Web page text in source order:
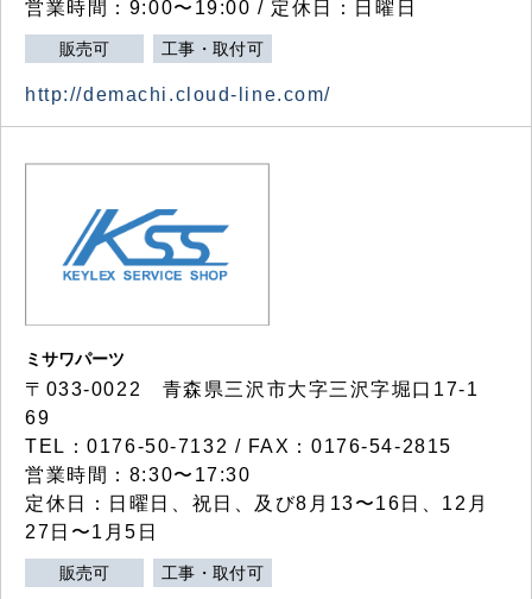
営業時間：9:00〜19:00 / 定休日：日曜日
販売可 工事・取付可
http://demachi.cloud-line.com/
ミサワパーツ
〒033-0022 青森県三沢市大字三沢字堀口17-1
69
TEL：0176-50-7132 / FAX：0176-54-2815
営業時間：8:30〜17:30
定休日：日曜日、祝日、及び8月13〜16日、12月
27日〜1月5日
販売可 工事・取付可